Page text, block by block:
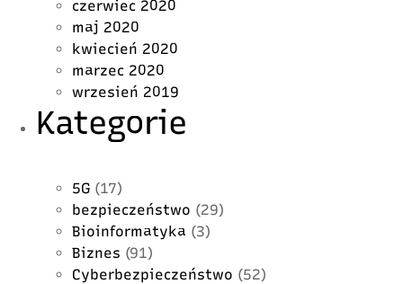
czerwiec 2020
maj 2020
kwiecień 2020
marzec 2020
wrzesień 2019
Kategorie
5G (17)
bezpieczeństwo (29)
Bioinformatyka (3)
Biznes (91)
Cyberbezpieczeństwo (52)